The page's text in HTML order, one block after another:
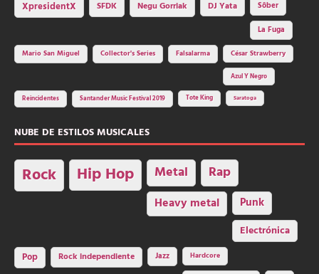
XpresidentX SFDK Negu Gorriak DJ Yata
Sôber
La Fuga
Mario San Miguel
Collector's Series Falsalarma César Strawberry
Azul Y Negro
Reincidentes Santander Music Festival 2019 Tote King Saratoga
NUBE DE ESTILOS MUSICALES
Rock Hip Hop Metal Rap
Heavy metal Punk
Electrónica
Pop Rock independiente Jazz Hardcore